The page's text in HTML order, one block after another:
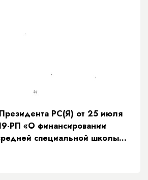
РС(Я) от 25 июля
РП «О финансировании
специальной школы